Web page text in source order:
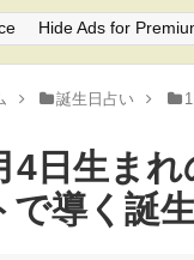
Hide Ads for
誕生日占い
4日生ま
で導く誕